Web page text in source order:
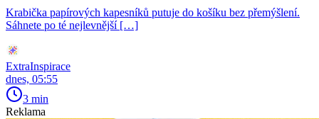
Krabička papírových kapesníků putuje do košíku bez přemýšlení.
Sáhnete po té nejlevnější […]
ExtraInspirace
dnes, 05:55
3 min
Reklama